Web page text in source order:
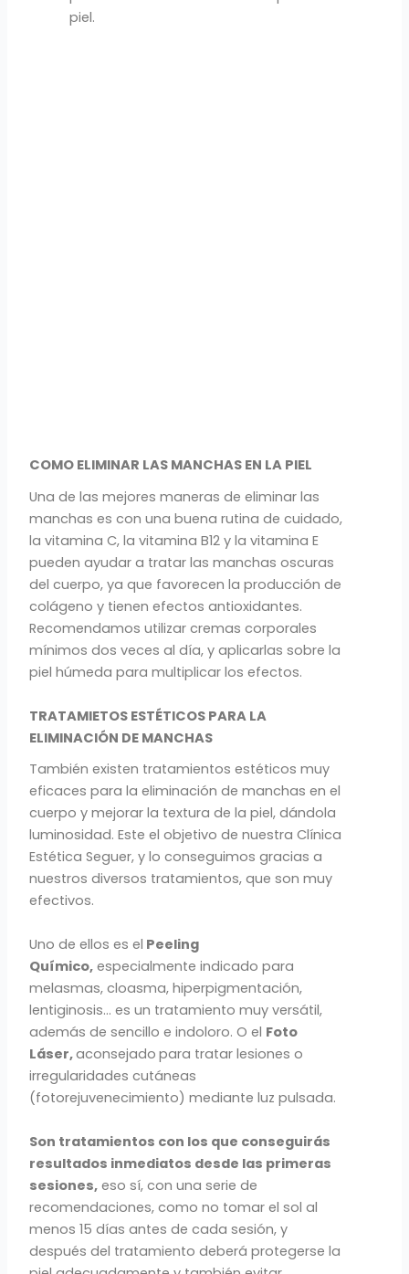
piel.
COMO ELIMINAR LAS MANCHAS EN LA PIEL
Una de las mejores maneras de eliminar las
manchas es con una buena rutina de cuidado,
la vitamina C, la vitamina B12 y la vitamina E
pueden ayudar a tratar las manchas oscuras
del cuerpo, ya que favorecen la producción de
colágeno y tienen efectos antioxidantes.
Recomendamos utilizar cremas corporales
mínimos dos veces al día, y aplicarlas sobre la
piel húmeda para multiplicar los efectos.
TRATAMIETOS ESTÉTICOS PARA LA
ELIMINACIÓN DE MANCHAS
También existen tratamientos estéticos muy
eficaces para la eliminación de manchas en el
cuerpo y mejorar la textura de la piel, dándola
luminosidad. Este el objetivo de nuestra Clínica
Estética Seguer, y lo conseguimos gracias a
nuestros diversos tratamientos, que son muy
efectivos.
Uno de ellos es el Peeling
Químico, especialmente indicado para
melasmas, cloasma, hiperpigmentación,
lentiginosis… es un tratamiento muy versátil,
además de sencillo e indoloro. O el Foto
Láser,aconsejado para tratar lesiones o
irregularidades cutáneas
(fotorejuvenecimiento) mediante luz pulsada.
Son tratamientos con los que conseguirás
resultados inmediatos desde las primeras
sesiones, eso sí, con una serie de
recomendaciones, como no tomar el sol al
menos 15 días antes de cada sesión, y
después del tratamiento deberá protegerse la